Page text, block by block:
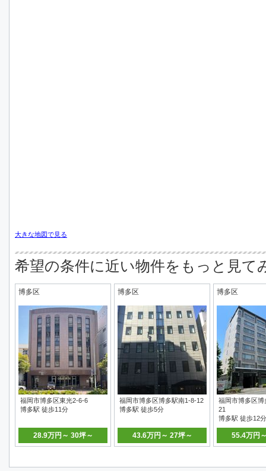
大きな地図で見る
希望の条件に近い物件をもっと見て
博多区
福岡市博多区東光2-6-6
博多駅 徒歩11分
28.9万円～ 30坪～
博多区
福岡市博多区博多駅南1-8-12
博多駅 徒歩5分
43.6万円～ 27坪～
博多区
福岡市博多区
21
博多駅 徒歩12分
55.4万円